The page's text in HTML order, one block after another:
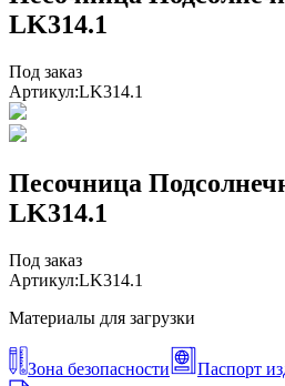
LK314.1
Под заказ
Артикул:LK314.1
Песочница
LK314.1
Под заказ
Артикул:LK314.1
Материалы для загрузки
Зона безопасности
Паспорт